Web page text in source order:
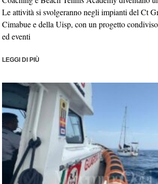
Le attività si svolgeranno negli impianti del Ct
Cimabue e della Uisp, con un progetto
ed eventi
LEGGI DI PIÙ